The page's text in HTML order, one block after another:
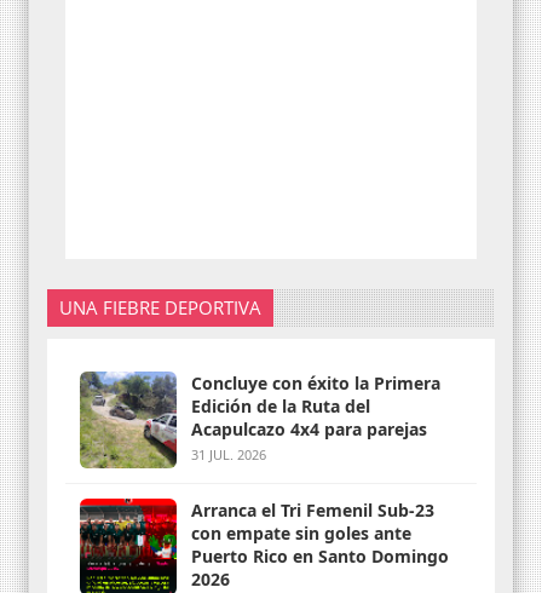
UNA FIEBRE DEPORTIVA
Concluye con éxito la Primera
Edición de la Ruta del
Acapulcazo 4x4 para parejas
31 JUL. 2026
Arranca el Tri Femenil Sub-23
con empate sin goles ante
Puerto Rico en Santo Domingo
2026